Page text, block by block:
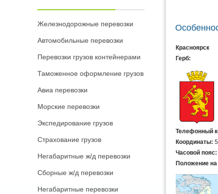
Железнодорожные перевозки
Автомобильные перевозки
Перевозки грузов контейнерами
Таможенное оформление грузов
Авиа перевозки
Морские перевозки
Экспедирование грузов
Страхование грузов
Негабаритные ж/д перевозки
Сборные ж/д перевозки
Негабаритные перевозки
Красноярск
Герб:
Телефонный
Координаты:
Часовой пояс:
Положение на